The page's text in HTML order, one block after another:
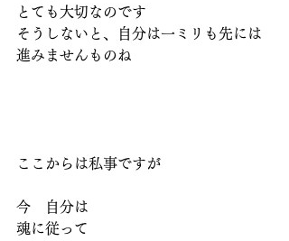
とても大切なのです
そうしないと、自分は一ミリも先には
進みませんものね
ここからは私事ですが
今　自分は
魂に従って